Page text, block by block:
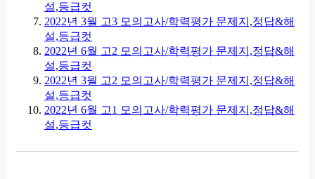
설,등급컷
2022년 3월 고3 모의고사/학력평가 문제지,정답&해
설,등급컷
2022년 6월 고2 모의고사/학력평가 문제지,정답&해
설,등급컷
2022년 3월 고2 모의고사/학력평가 문제지,정답&해
설,등급컷
2022년 6월 고1 모의고사/학력평가 문제지,정답&해
설,등급컷